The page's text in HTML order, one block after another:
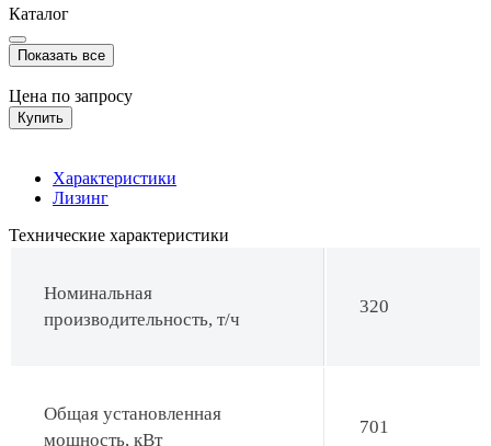
Каталог
Показать все
Цена по запросу
Купить
Характеристики
Лизинг
Технические характеристики
Номинальная
производительность, т/ч
320
Общая установленная
мощность, кВт
701